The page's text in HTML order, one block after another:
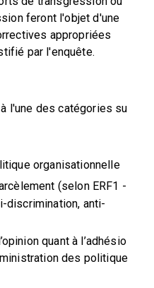
feront l'objet d'une
appropriées
par l'enquête.
l'une des catégories su
organisationnelle
(selon ERF1 -
discrimination, anti-
quant à l’adhésio
des politique